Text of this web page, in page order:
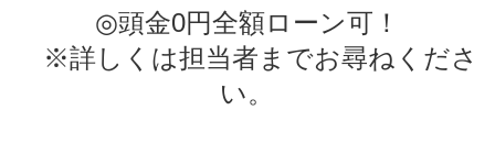
◎頭金0円全額ローン可！
※詳しくは担当者までお尋ねくださ
い。